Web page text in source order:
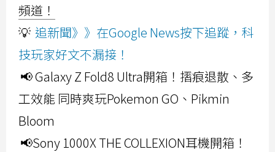
頻道！
💡 追新聞》》在Google News按下追蹤，科
技玩家好文不漏接！
📢 Galaxy Z Fold8 Ultra開箱！摺痕退散、多
工效能 同時爽玩Pokemon GO、Pikmin
Bloom
📢Sony 1000X THE COLLEXION耳機開箱！